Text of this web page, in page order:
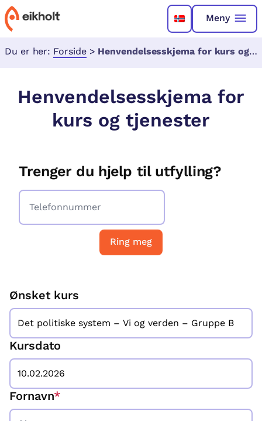
Meny
Du er her: Forside > Henvendelsesskjema for kurs og tjenester
Henvendelsesskjema for
kurs og tjenester
Trenger du hjelp til utfylling?
Ring meg
Ønsket kurs
Kursdato
Fornavn*